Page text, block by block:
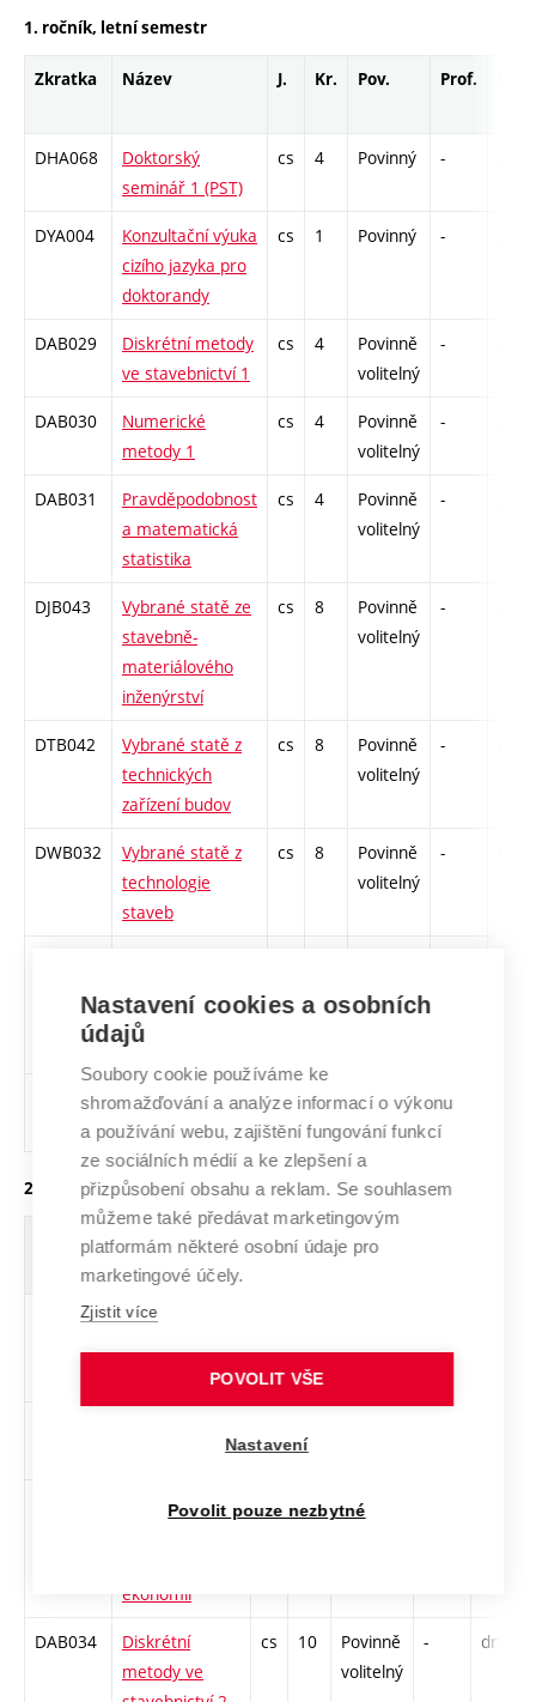
1. ročník, letní semestr
Zkratka Název J. Kr. Pov. Prof.
DHA068
Doktorský
seminář 1 (PST)
cs 4 Povinný -
DYA004
Konzultační výuka
cizího jazyka pro
doktorandy
cs 1 Povinný -
DAB029
Diskrétní metody
ve stavebnictví 1
cs 4
Povinně
volitelný
-
DAB030
Numerické
metody 1
cs 4
Povinně
volitelný
-
DAB031
Pravděpodobnost
a matematická
statistika
cs 4
Povinně
volitelný
-
DJB043
Vybrané statě ze
stavebně-
materiálového
inženýrství
cs 8
Povinně
volitelný
-
DTB042
Vybrané statě z
technických
zařízení budov
cs 8
Povinně
volitelný
-
DWB032
Vybrané statě z
technologie
staveb
cs 8
Povinně
volitelný
-
teorie konstrukcí
pozemních
staveb
volitelný
DBB013
Vybrané statě ze
stavební fyziky
cs 8
Povinně
volitelný
-
2. ročník, zimní semestr
Zkratka Název J. Kr. Pov.
DHA070
Doktorský
seminář 2
Aplikace
ekonomii
cs 10
Povinně
DAB034
Diskrétní
metody ve
cs 10
Povinně
volitelný
- drzk
Nastavení cookies a osobních
údajů
Soubory cookie používáme ke
shromažďování a analýze informací o výkonu
a používání webu, zajištění fungování funkcí
ze sociálních médií a ke zlepšení a
přizpůsobení obsahu a reklam. Se souhlasem
můžeme také předávat marketingovým
platformám některé osobní údaje pro
marketingové účely.
Zjistit více
POVOLIT VŠE
Nastavení
Povolit pouze nezbytné